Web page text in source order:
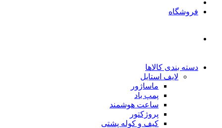
فروشگاه
دسته بندی کالاها
لایف استایل
ماساژور
پمپ باد
ساعت هوشمند
پروژکتور
کیف و کوله پشتی